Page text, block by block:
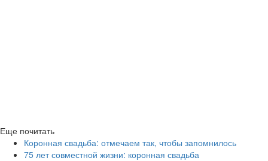
Еще почитать
Коронная свадьба: отмечаем так, чтобы запомнилось
75 лет совместной жизни: коронная свадьба